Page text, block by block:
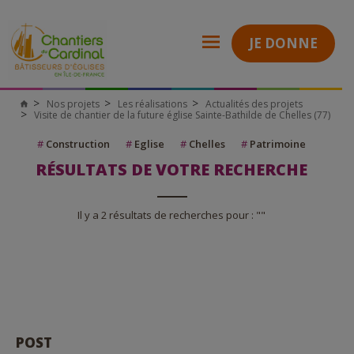
JE DONNE
Nos projets Les réalisations
Actualités des projets
Visite de chantier de la future église Sainte-Bathilde de Chelles (77)
#Construction #Eglise #Chelles #Patrimoine
RÉSULTATS DE VOTRE RECHERCHE
Il y a 2 résultats de recherches pour : ""
POST